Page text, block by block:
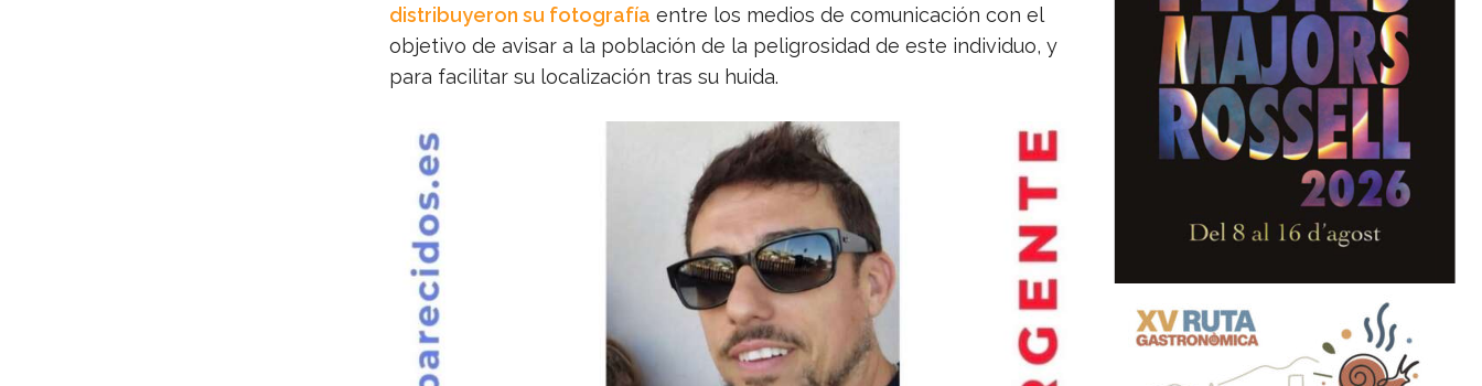
distribuyeron su fotografía entre los medios de comunicación con el
objetivo de avisar a la población de la peligrosidad de este individuo, y
para facilitar su localización tras su huida.